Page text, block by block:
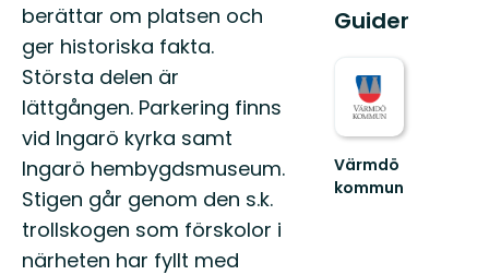
berättar om platsen och
ger historiska fakta.
Största delen är
lättgången. Parkering finns
vid Ingarö kyrka samt
Ingarö hembygdsmuseum.
Stigen går genom den s.k.
trollskogen som förskolor i
närheten har fyllt med
Guider
Värmdö
kommun